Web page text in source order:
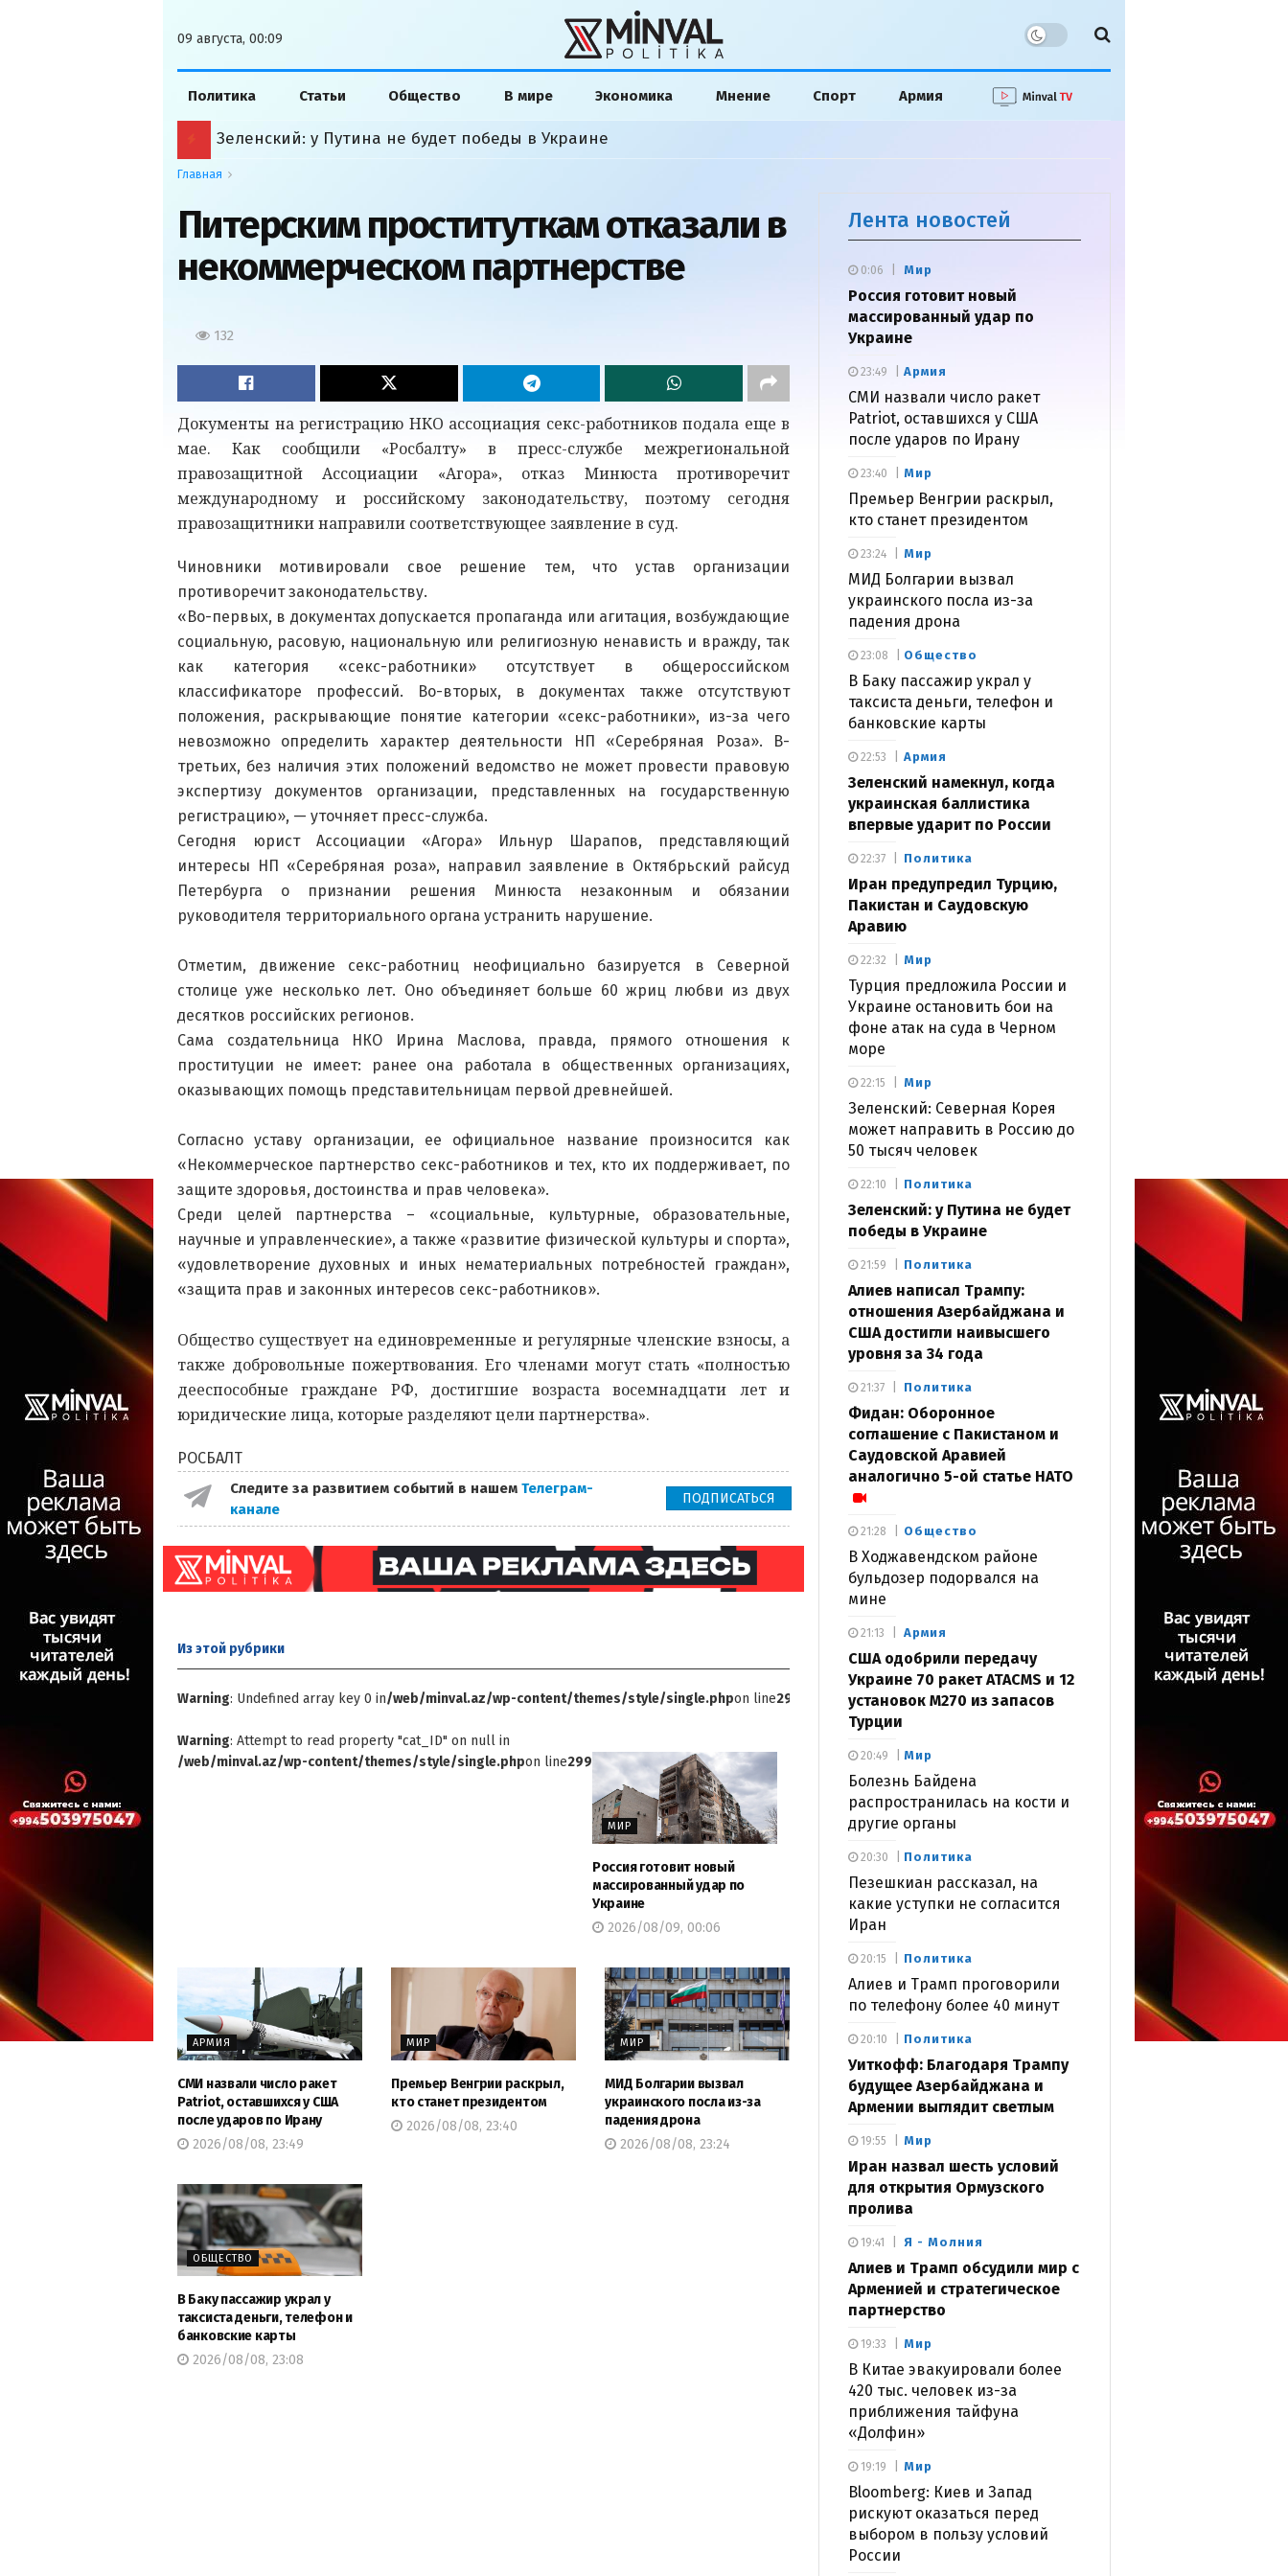
09 августа, 00:09
Политика Статьи Общество В мире Экономика Мнение Спорт Армия
Зеленский: у Путина не будет победы в Украине
Главная
Питерским проституткам отказали в
некоммерческом партнерстве
132
Документы на регистрацию НКО ассоциация секс-работников подала еще в
мае. Как сообщили «Росбалту» в пресс-службе межрегиональной
правозащитной Ассоциации «Агора», отказ Минюста противоречит
международному и российскому законодательству, поэтому сегодня
правозащитники направили соответствующее заявление в суд.
Чиновники мотивировали свое решение тем, что устав организации
противоречит законодательству.
«Во-первых, в документах допускается пропаганда или агитация, возбуждающие
социальную, расовую, национальную или религиозную ненависть и вражду, так
как категория «секс-работники» отсутствует в общероссийском
классификаторе профессий. Во-вторых, в документах также отсутствуют
положения, раскрывающие понятие категории «секс-работники», из-за чего
невозможно определить характер деятельности НП «Серебряная Роза». В-
третьих, без наличия этих положений ведомство не может провести правовую
экспертизу документов организации, представленных на государственную
регистрацию», — уточняет пресс-служба.
Сегодня юрист Ассоциации «Агора» Ильнур Шарапов, представляющий
интересы НП «Серебряная роза», направил заявление в Октябрьский райсуд
Петербурга о признании решения Минюста незаконным и обязании
руководителя территориального органа устранить нарушение.
Отметим, движение секс-работниц неофициально базируется в Северной
столице уже несколько лет. Оно объединяет больше 60 жриц любви из двух
десятков российских регионов.
Сама создательница НКО Ирина Маслова, правда, прямого отношения к
проституции не имеет: ранее она работала в общественных организациях,
оказывающих помощь представительницам первой древнейшей.
Согласно уставу организации, ее официальное название произносится как
«Некоммерческое партнерство секс-работников и тех, кто их поддерживает, по
защите здоровья, достоинства и прав человека».
Среди целей партнерства – «социальные, культурные, образовательные,
научные и управленческие», а также «развитие физической культуры и спорта»,
«удовлетворение духовных и иных нематериальных потребностей граждан»,
«защита прав и законных интересов секс-работников».
Общество существует на единовременные и регулярные членские взносы, а
также добровольные пожертвования. Его членами могут стать «полностью
дееспособные граждане РФ, достигшие возраста восемнадцати лет и
юридические лица, которые разделяют цели партнерства».
РОСБАЛТ
Следите за развитием событий в нашем Телеграм-
канале
ПОДПИСАТЬСЯ
Из этой рубрики
Warning: Undefined array key 0 in/web/minval.az/wp-content/themes/style/single.phpon line299
Warning: Attempt to read property "cat_ID" on null in
/web/minval.az/wp-content/themes/style/single.phpon line299
МИР
Россия готовит новый
массированный удар по
Украине
2026/08/09, 00:06
АРМИЯ
СМИ назвали число ракет
Patriot, оставшихся у США
после ударов по Ирану
2026/08/08, 23:49
МИР
Премьер Венгрии раскрыл,
кто станет президентом
2026/08/08, 23:40
МИР
МИД Болгарии вызвал
украинского посла из-за
падения дрона
2026/08/08, 23:24
ОБЩЕСТВО
В Баку пассажир украл у
таксиста деньги, телефон и
банковские карты
2026/08/08, 23:08
Лента новостей
Мир
Россия готовит новый
массированный удар по
Украине
0:06
Армия
СМИ назвали число ракет
Patriot, оставшихся у США
после ударов по Ирану
23:49
Мир
Премьер Венгрии раскрыл,
кто станет президентом
23:40
Мир
МИД Болгарии вызвал
украинского посла из-за
падения дрона
23:24
Общество
В Баку пассажир украл у
таксиста деньги, телефон и
банковские карты
23:08
Армия
Зеленский намекнул, когда
украинская баллистика
впервые ударит по России
22:53
Политика
Иран предупредил Турцию,
Пакистан и Саудовскую
Аравию
22:37
Мир
Турция предложила России и
Украине остановить бои на
фоне атак на суда в Черном
море
22:32
Мир
Зеленский: Северная Корея
может направить в Россию до
50 тысяч человек
22:15
Политика
Зеленский: у Путина не будет
победы в Украине
22:10
Политика
Алиев написал Трампу:
отношения Азербайджана и
США достигли наивысшего
уровня за 34 года
21:59
Политика
Фидан: Оборонное
соглашение с Пакистаном и
Саудовской Аравией
аналогично 5-ой статье НАТО
21:37
Общество
В Ходжавендском районе
бульдозер подорвался на
мине
21:28
Армия
США одобрили передачу
Украине 70 ракет ATACMS и 12
установок M270 из запасов
Турции
21:13
Мир
Болезнь Байдена
распространилась на кости и
другие органы
20:49
Политика
Пезешкиан рассказал, на
какие уступки не согласится
Иран
20:30
Политика
Алиев и Трамп проговорили
по телефону более 40 минут
20:15
Политика
Уиткофф: Благодаря Трампу
будущее Азербайджана и
Армении выглядит светлым
20:10
Мир
Иран назвал шесть условий
для открытия Ормузского
пролива
19:55
Я - Молния
Алиев и Трамп обсудили мир с
Арменией и стратегическое
партнерство
19:41
Мир
В Китае эвакуировали более
420 тыс. человек из-за
приближения тайфуна
«Долфин»
19:33
Мир
Bloomberg: Киев и Запад
рискуют оказаться перед
выбором в пользу условий
России
19:19